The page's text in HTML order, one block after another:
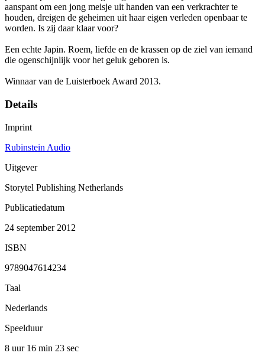
aanspant om een jong meisje uit handen van een verkrachter te
houden, dreigen de geheimen uit haar eigen verleden openbaar te
worden. Is zij daar klaar voor?
Een echte Japin. Roem, liefde en de krassen op de ziel van iemand
die ogenschijnlijk voor het geluk geboren is.
Winnaar van de Luisterboek Award 2013.
Details
Imprint
Rubinstein Audio
Uitgever
Storytel Publishing Netherlands
Publicatiedatum
24 september 2012
ISBN
9789047614234
Taal
Nederlands
Speelduur
8 uur 16 min 23 sec